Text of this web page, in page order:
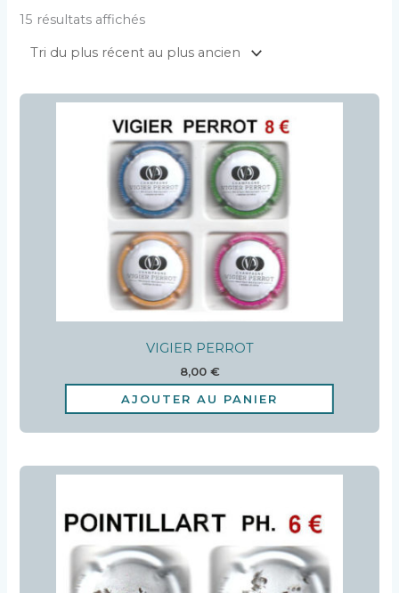
15 résultats affichés
VIGIER PERROT
8,00 €
AJOUTER AU PANIER